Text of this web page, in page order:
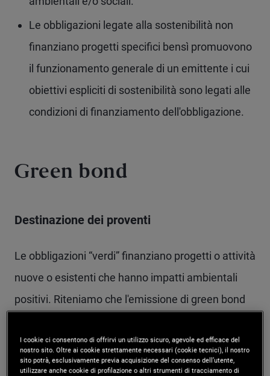
Le obbligazioni legate alla sostenibilità non
finanziano progetti specifici bensì promuovono
il funzionamento generale di un emittente i cui
obiettivi espliciti di sostenibilità sono legati alle
condizioni di finanziamento dell'obbligazione.
Green bond
Destinazione dei proventi
Le obbligazioni “verdi” finanziano progetti o attività
nuove o esistenti che hanno impatti ambientali
positivi. Riteniamo che l'emissione di green bond
avvenire in conformità con i Green Bond Principles
(GBP) della International Capital Market
I cookie ci consentono di offrirvi un utilizzo sicuro, agevole ed efficace del
nostro sito. Oltre ai cookie strettamente necessari (cookie tecnici), il nostro
sito potrà, esclusivamente previa acquisizione del consenso dell’utente,
utilizzare anche cookie di profilazione o altri strumenti di tracciamento di